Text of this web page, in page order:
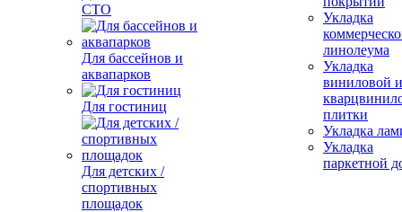
СТО
Для бассейнов и
аквапарков
Для гостиниц
Для детских /
спортивных
площадок
Укладка
линолеума
Укладка
виниловой и
плитки
Укладка
Укладка
паркетной